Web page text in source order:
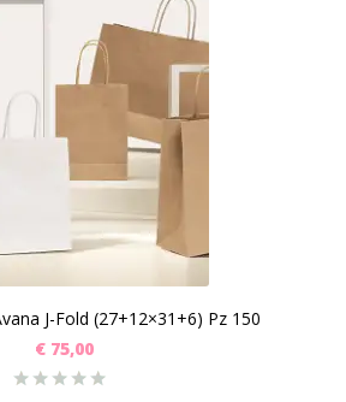
J-Fold (27+12×31+6) Pz 150
€ 75,00